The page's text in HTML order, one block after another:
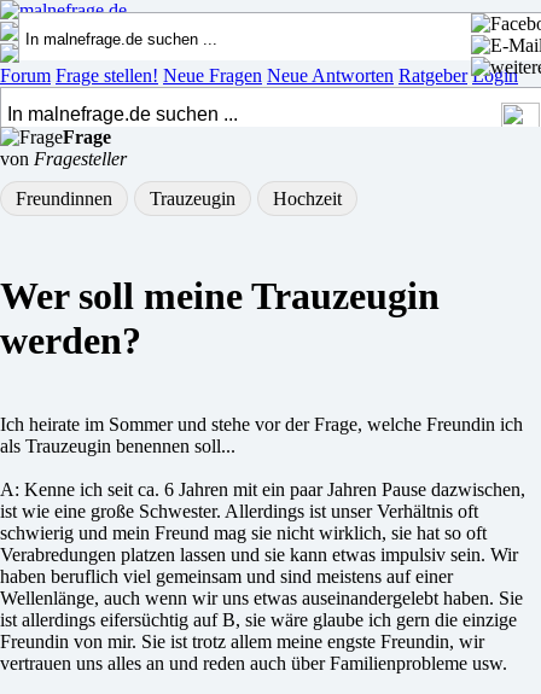
Forum Frage stellen! Neue Fragen Neue Antworten Ratgeber Login
Frage
von Fragesteller
Freundinnen
Trauzeugin Hochzeit
Wer soll meine Trauzeugin
werden?
Ich heirate im Sommer und stehe vor der Frage, welche Freundin ich
als Trauzeugin benennen soll...
A: Kenne ich seit ca. 6 Jahren mit ein paar Jahren Pause dazwischen,
ist wie eine große Schwester. Allerdings ist unser Verhältnis oft
schwierig und mein Freund mag sie nicht wirklich, sie hat so oft
Verabredungen platzen lassen und sie kann etwas impulsiv sein. Wir
haben beruflich viel gemeinsam und sind meistens auf einer
Wellenlänge, auch wenn wir uns etwas auseinandergelebt haben. Sie
ist allerdings eifersüchtig auf B, sie wäre glaube ich gern die einzige
Freundin von mir. Sie ist trotz allem meine engste Freundin, wir
vertrauen uns alles an und reden auch über Familienprobleme usw.